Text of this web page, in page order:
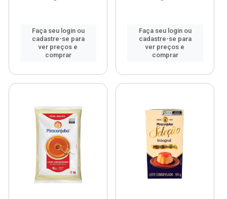
Faça seu login ou
cadastre-se para
ver preços e
comprar
Faça seu login ou
cadastre-se para
ver preços e
comprar